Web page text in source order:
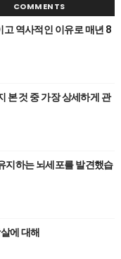
COMMENTS
역사적인 이유로 매년 8
본 것 중 가장 상세하게 관
지하는 뇌세포를 발견했습
에 대해